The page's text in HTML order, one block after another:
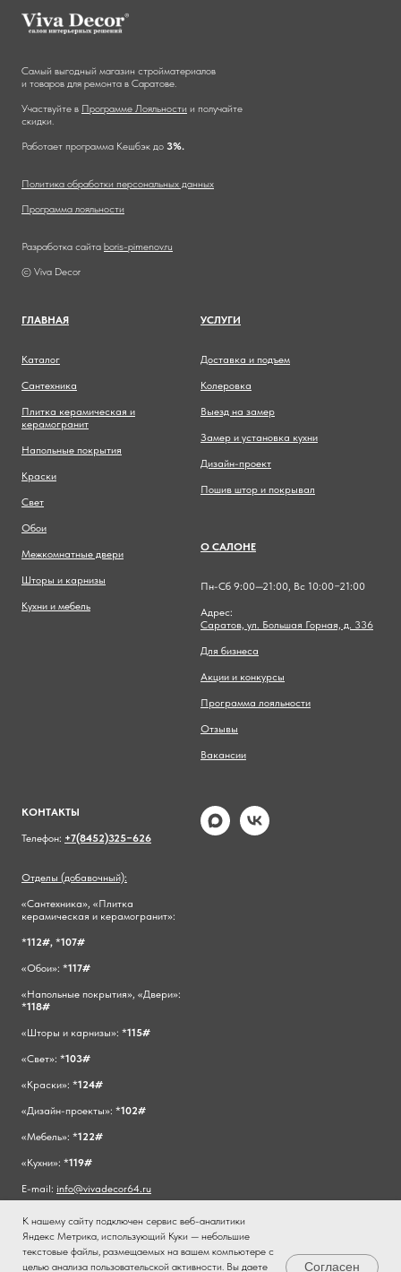
К нашему сайту подключен сервис веб-аналитики
Яндекс Метрика, использующий Куки — небольшие
текстовые файлы, размещаемых на вашем компьютере с
целью анализа пользовательской активности. Вы даете
Согласен
Самый выгодный магазин стройматериалов
и товаров для ремонта в Саратове.
Участвуйте в Программе Лояльности и получайте
скидки.
Работает программа Кешбэк до 3%.
Политика обработки персональных данных
Программа лояльности
Разработка сайта boris-pimenov.ru
© Viva Decor
ГЛАВНАЯ
Каталог
Сантехника
Плитка керамическая и
керамогранит
Напольные покрытия
Краски
Свет
Обои
Межкомнатные двери
Шторы и карнизы
Кухни и мебель
УСЛУГИ
Доставка и подъем
Колеровка
Выезд на замер
Замер и установка кухни
Дизайн-проект
Пошив штор и покрывал
О САЛОНЕ
Пн-Сб 9:00—21:00, Вс 10:00−21:00
Адрес:
Саратов, ул. Большая Горная, д. 336
Для бизнеса
Акции и конкурсы
Программа лояльности
Отзывы
Вакансии
КОНТАКТЫ
Телефон: +7(8452)325−626
Отделы (добавочный):
«Сантехника», «Плитка
керамическая и керамогранит»:
*112#, *107#
«Обои»: *117#
«Напольные покрытия», «Двери»:
*118#
«Шторы и карнизы»: *115#
«Свет»: *103#
«Краски»: *124#
«Дизайн-проекты»: *102#
«Мебель»: *122#
«Кухни»: *119#
E-mail: info@vivadecor64.ru